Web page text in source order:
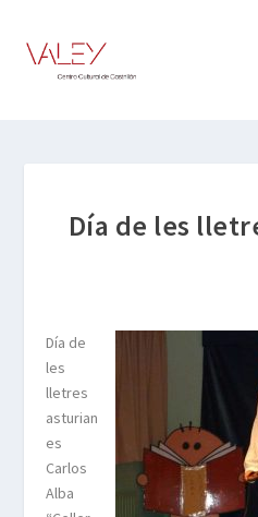
Día de les
Día de
les
lletres
asturian
es
Carlos
Alba